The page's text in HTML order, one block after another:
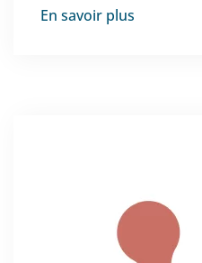
En savoir plus